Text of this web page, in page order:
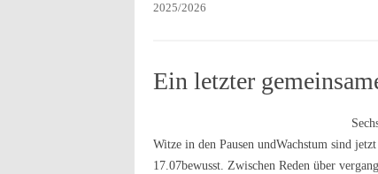
2025/2026
Ein letzter
Witze in den Pausen undWachstum sind
17.07bewusst. Zwischen Reden über